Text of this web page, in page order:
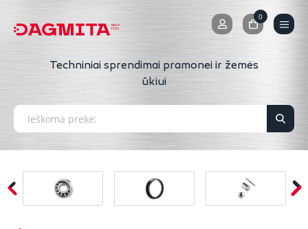
0
0
Techniniai sprendimai pramonei ir žemės
ūkiui